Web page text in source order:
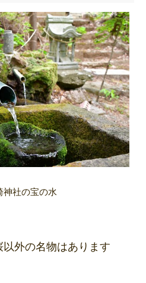
社の宝の水
外の名物はあります